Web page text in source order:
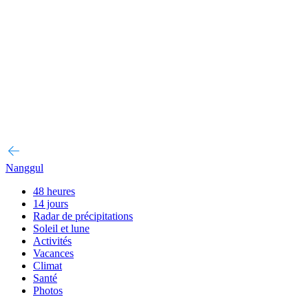
Nanggul
48 heures
14 jours
Radar de précipitations
Soleil et lune
Activités
Vacances
Climat
Santé
Photos